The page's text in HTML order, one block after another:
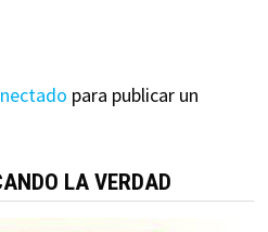
para publicar un
LA VERDAD